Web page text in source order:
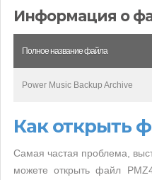
Информация о
Полное название файла
Power Music Backup Archive
Как открыть
Самая частая проблема,
можете открыть файл